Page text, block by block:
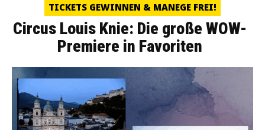
TICKETS GEWINNEN & MANEGE FREI!
Circus Louis Knie: Die große WOW-
Premiere in Favoriten